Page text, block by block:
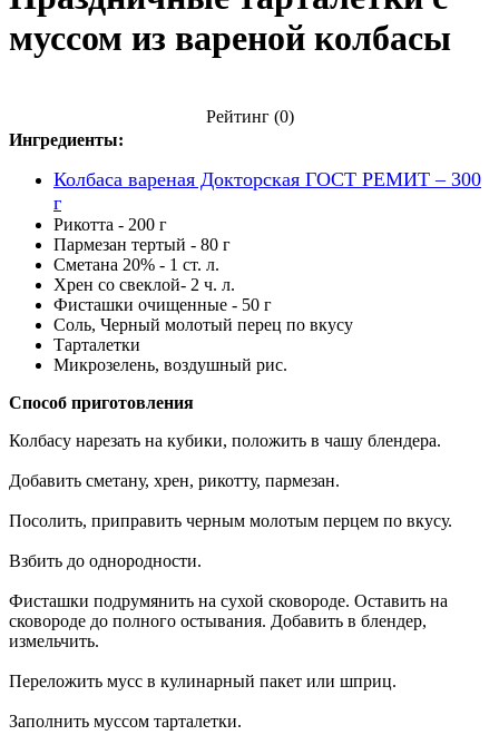
муссом из вареной колбасы
Рейтинг (0)
Ингредиенты:
Колбаса вареная Докторская ГОСТ РЕМИТ – 300
г
Рикотта - 200 г
Пармезан тертый - 80 г
Сметана 20% - 1 ст. л.
Хрен со свеклой- 2 ч. л.
Фисташки очищенные - 50 г
Соль, Черный молотый перец по вкусу
Тарталетки
Микрозелень, воздушный рис.
Способ приготовления
Колбасу нарезать на кубики, положить в чашу блендера.
Добавить сметану, хрен, рикотту, пармезан.
Посолить, приправить черным молотым перцем по вкусу.
Взбить до однородности.
Фисташки подрумянить на сухой сковороде. Оставить на
сковороде до полного остывания. Добавить в блендер,
измельчить.
Переложить мусс в кулинарный пакет или шприц.
Заполнить муссом тарталетки.